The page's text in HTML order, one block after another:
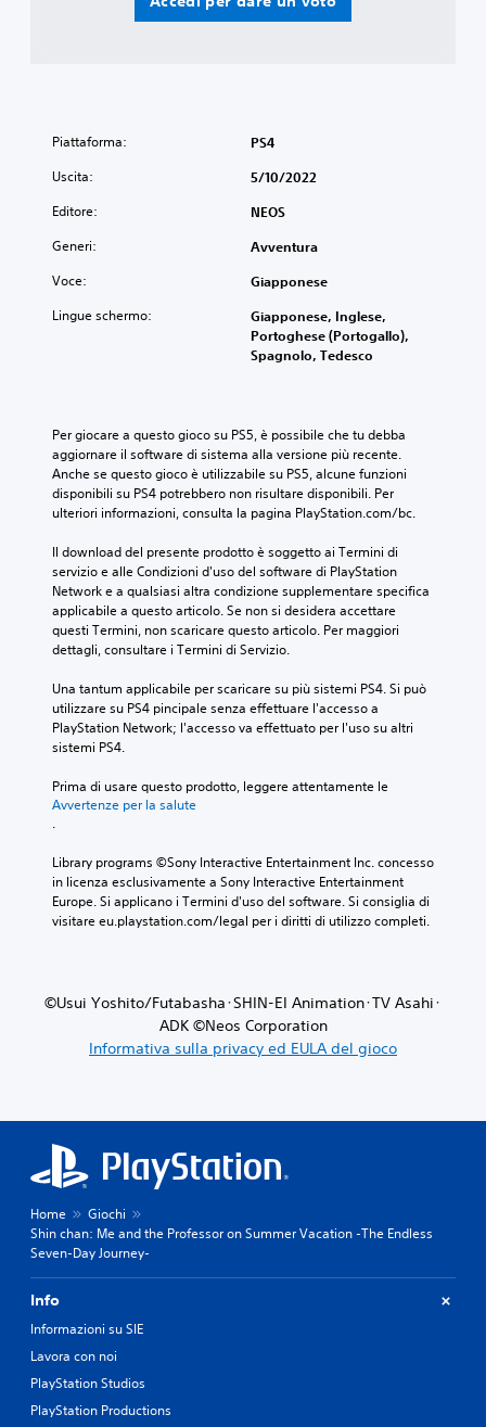
Piattaforma: PS4
Uscita: 5/10/2022
Editore: NEOS
Generi: Avventura
Voce: Giapponese
Lingue schermo:
Giapponese, Inglese,
Portoghese (Portogallo),
Spagnolo, Tedesco
Per giocare a questo gioco su PS5, è possibile che tu debba
aggiornare il software di sistema alla versione più recente.
Anche se questo gioco è utilizzabile su PS5, alcune funzioni
disponibili su PS4 potrebbero non risultare disponibili. Per
ulteriori informazioni, consulta la pagina PlayStation.com/bc.
Il download del presente prodotto è soggetto ai Termini di
servizio e alle Condizioni d'uso del software di PlayStation
Network e a qualsiasi altra condizione supplementare specifica
applicabile a questo articolo. Se non si desidera accettare
questi Termini, non scaricare questo articolo. Per maggiori
dettagli, consultare i Termini di Servizio.
Una tantum applicabile per scaricare su più sistemi PS4. Si può
utilizzare su PS4 pincipale senza effettuare l'accesso a
PlayStation Network; l'accesso va effettuato per l'uso su altri
sistemi PS4.
Prima di usare questo prodotto, leggere attentamente le
Avvertenze per la salute
.
Library programs ©Sony Interactive Entertainment Inc. concesso
in licenza esclusivamente a Sony Interactive Entertainment
Europe. Si applicano i Termini d'uso del software. Si consiglia di
visitare eu.playstation.com/legal per i diritti di utilizzo completi.
©Usui Yoshito/Futabasha･SHIN-EI Animation･TV Asahi･
ADK ©Neos Corporation
Informativa sulla privacy ed EULA del gioco
Home
Giochi
Shin chan: Me and the Professor on Summer Vacation -The Endless
Seven-Day Journey-
Info
Informazioni su SIE
Lavora con noi
PlayStation Studios
PlayStation Productions